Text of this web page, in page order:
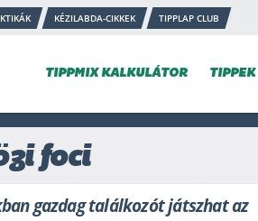
KÉZILABDA-CIKKEK TIPPLAP CLUB
TIPPMIX KALKULÁTOR TIPPEK
foci
gazdag találkozót játszhat az